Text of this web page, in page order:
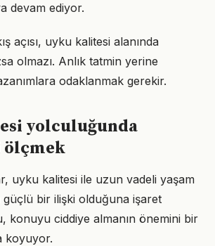
devam ediyor.
açısı, uyku kalitesi alanında
olmazı. Anlık tatmin yerine
odaklanmak gerekir.
yolculuğunda
uyku kalitesi ile uzun vadeli yaşam
güçlü bir ilişki olduğuna işaret
konuyu ciddiye almanın önemini bir
koyuyor.